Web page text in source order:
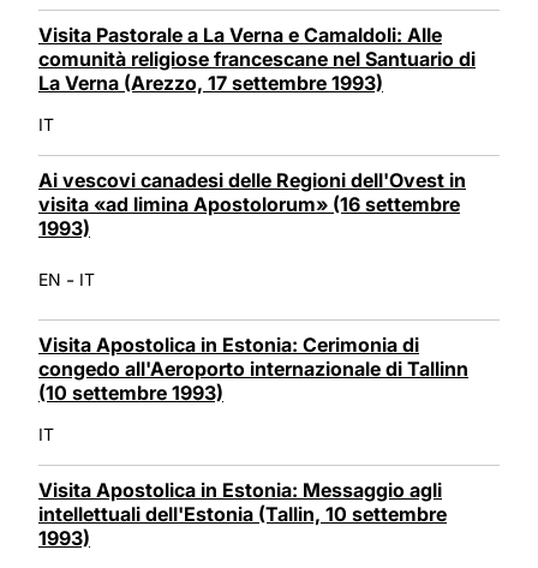
Visita Pastorale a La Verna e Camaldoli: Alle
comunità religiose francescane nel Santuario di
La Verna (Arezzo, 17 settembre 1993)
IT
Ai vescovi canadesi delle Regioni dell'Ovest in
visita «ad limina Apostolorum» (16 settembre
1993)
EN - IT
Visita Apostolica in Estonia: Cerimonia di
congedo all'Aeroporto internazionale di Tallinn
(10 settembre 1993)
IT
Visita Apostolica in Estonia: Messaggio agli
intellettuali dell'Estonia (Tallin, 10 settembre
1993)